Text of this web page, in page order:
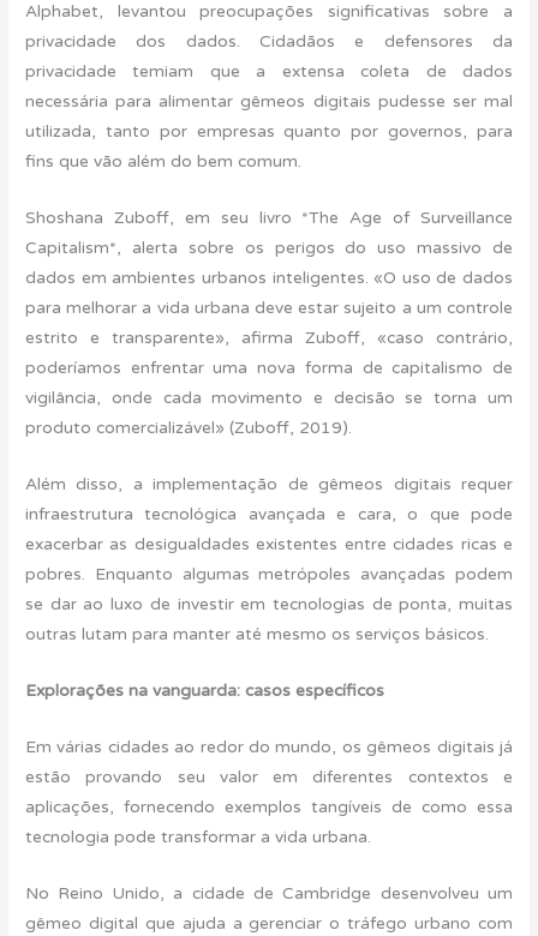
Alphabet, levantou preocupações significativas sobre a
privacidade dos dados. Cidadãos e defensores da
privacidade temiam que a extensa coleta de dados
necessária para alimentar gêmeos digitais pudesse ser mal
utilizada, tanto por empresas quanto por governos, para
fins que vão além do bem comum.
Shoshana Zuboff, em seu livro *The Age of Surveillance
Capitalism*, alerta sobre os perigos do uso massivo de
dados em ambientes urbanos inteligentes. «O uso de dados
para melhorar a vida urbana deve estar sujeito a um controle
estrito e transparente», afirma Zuboff, «caso contrário,
poderíamos enfrentar uma nova forma de capitalismo de
vigilância, onde cada movimento e decisão se torna um
produto comercializável» (Zuboff, 2019).
Além disso, a implementação de gêmeos digitais requer
infraestrutura tecnológica avançada e cara, o que pode
exacerbar as desigualdades existentes entre cidades ricas e
pobres. Enquanto algumas metrópoles avançadas podem
se dar ao luxo de investir em tecnologias de ponta, muitas
outras lutam para manter até mesmo os serviços básicos.
Explorações na vanguarda: casos específicos
Em várias cidades ao redor do mundo, os gêmeos digitais já
estão provando seu valor em diferentes contextos e
aplicações, fornecendo exemplos tangíveis de como essa
tecnologia pode transformar a vida urbana.
No Reino Unido, a cidade de Cambridge desenvolveu um
gêmeo digital que ajuda a gerenciar o tráfego urbano com